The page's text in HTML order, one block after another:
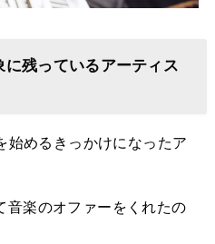
残っているアーティス
始めるきっかけになったア
音楽のオファーをくれたの